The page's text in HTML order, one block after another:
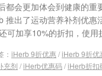
都会更加体会到健康的
推出了运动营养补剂优
可加享10%的折扣，使
： iHerb 9折优惠/iHerb 9折优
充剂 /iHerb优惠码/iHerb折扣